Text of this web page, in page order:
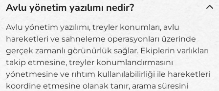
Avlu yönetim yazılımı nedir?
Avlu yönetim yazılımı, treyler konumları, avlu
hareketleri ve sahneleme operasyonları üzerinde
gerçek zamanlı görünürlük sağlar. Ekiplerin varlıkları
takip etmesine, treyler konumlandırmasını
yönetmesine ve rıhtım kullanılabilirliği ile hareketleri
koordine etmesine olanak tanır, arama süresini